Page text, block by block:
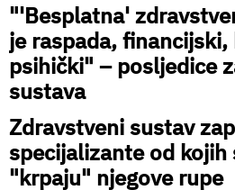
"'Besplatna'
je raspada,
psihički" – posljedice
sustava
Zdravstveni sustav
specijalizante od kojih
"krpaju" njegove rupe